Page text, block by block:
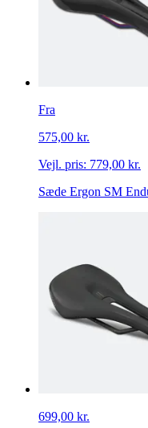
Fra
575,00 kr.
Vejl. pris: 779,00 kr.
Sæde Ergon SM
699,00 kr.